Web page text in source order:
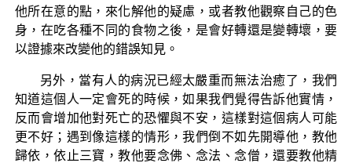
他所在意的點，來化解他的疑慮，或者教他觀察自己的色
身，在吃各種不同的食物之後，是會好轉還是變轉壞，要
以證據來改變他的錯誤知見。
另外，當有人的病況已經太嚴重而無法治癒了，我們
知道這個人一定會死的時候，如果我們覺得告訴他實情，
反而會增加他對死亡的恐懼與不安，這樣對這個病人可能
更不好；遇到像這樣的情形，我們倒不如先開導他，教他
歸依，依止三寶，教他要念佛、念法、念僧，還要教他精